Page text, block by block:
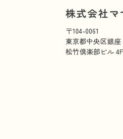
株式会社マ
〒104-0061
東京都中央区銀座
松竹倶楽部ビル 4F